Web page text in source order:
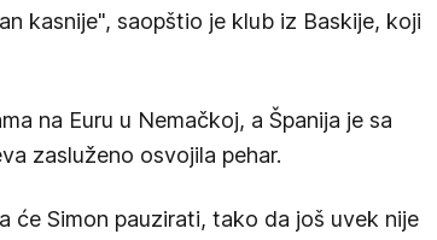
kasnije", saopštio je klub iz Baskije, koji
na Euru u Nemačkoj, a Španija je sa
zasluženo osvojila pehar.
će Simon pauzirati, tako da još uvek nije